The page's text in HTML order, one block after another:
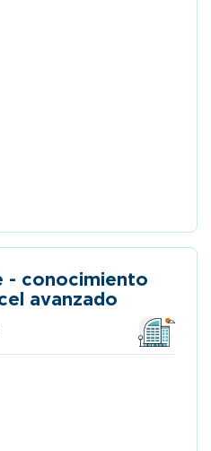
- conocimiento
avanzado